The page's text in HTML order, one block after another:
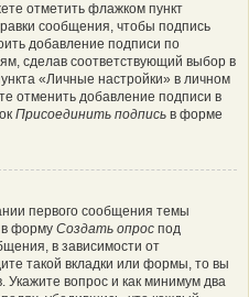
отметить флажком пункт
сообщения, чтобы подпись
добавление подписи по
сделав соответствующий выбор в
«Личные настройки» в личном
отменить добавление подписи в
Присоединить подпись в форме
первого сообщения темы
в форму Создать опрос под
в зависимости от
такой вкладки или формы, то вы
Укажите вопрос и как минимум два